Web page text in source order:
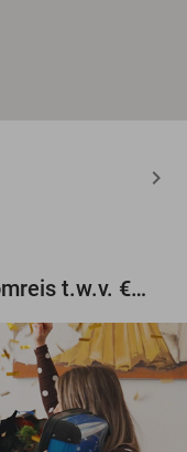
Maak gratis kans op een droomreis t.w.v. €3.000!